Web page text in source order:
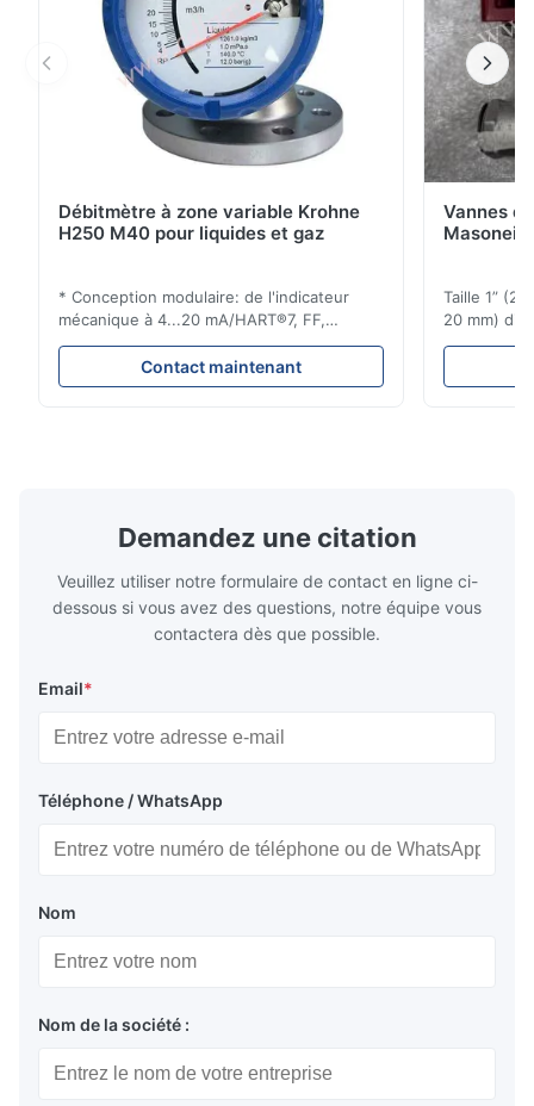
Débitmètre à zone variable Krohne
H250 M40 pour liquides et gaz
* Conception modulaire: de l'indicateur
mécanique à 4...20 mA/HART®7, FF,
Profibus-PA et totalizateur * N'importe
quelle position d'installation: verticale,
horizontale ou dans les tuyaux
Contact maintenant
Vannes
Taille 1”
20 mm)
brides :
Demandez une citation
Veuillez utiliser notre formulaire de contact en ligne ci-
dessous si vous avez des questions, notre équipe vous
contactera dès que possible.
Email*
Téléphone / WhatsApp
Nom
Nom de la société :